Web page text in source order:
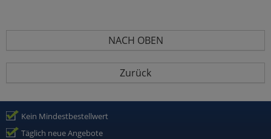
NACH OBEN
Zurück
Kein Mindestbestellwert
Täglich neue Angebote